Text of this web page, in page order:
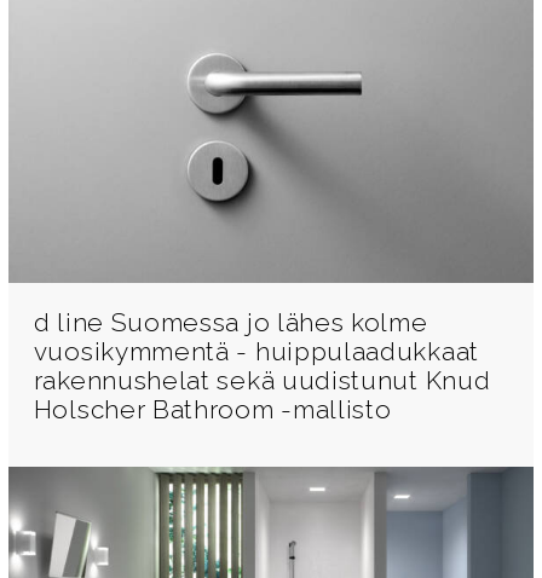
d line Suomessa jo lähes kolme
vuosikymmentä - huippulaadukkaat
rakennushelat sekä uudistunut Knud
Holscher Bathroom -mallisto